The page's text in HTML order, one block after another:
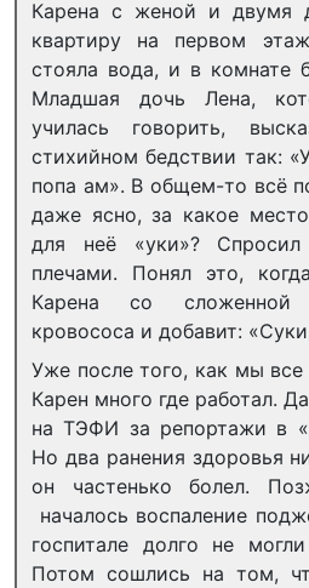
Карена с женой и двумя
квартиру на первом
стояла вода, и в комнате
Младшая дочь Лена,
училась говорить,
стихийном бедствии так:
попа ам». В общем-то всё
даже ясно, за какое
для неё «уки»?
плечами. Понял это,
Карена со сложенной
кровососа и добавит:
Уже после того, как мы
Карен много где работал.
на ТЭФИ за репортажи в
Но два ранения здоровья
он частенько болел.
началось воспаление
госпитале долго не
Потом сошлись на том,